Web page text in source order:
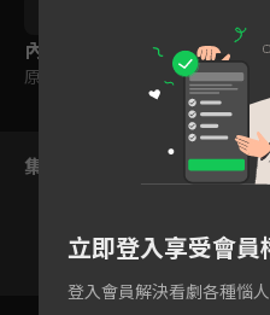
內容標籤
原創
集數列表
VIP VIP
立即登入享受會員
登入會員解決看劇各種惱